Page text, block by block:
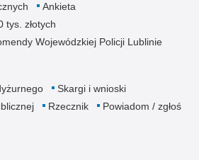
Ankieta
tys. złotych
Wojewódzkiej Policji Lublinie
Skargi i wnioski
Rzecznik
Powiadom / zgłoś